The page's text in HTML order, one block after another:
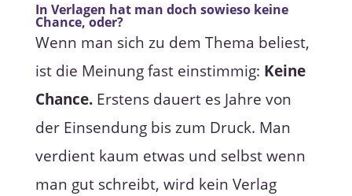
In Verlagen hat man doch sowieso keine
Chance, oder?
Wenn man sich zu dem Thema beliest,
ist die Meinung fast einstimmig: Keine
Chance. Erstens dauert es Jahre von
der Einsendung bis zum Druck. Man
verdient kaum etwas und selbst wenn
man gut schreibt, wird kein Verlag